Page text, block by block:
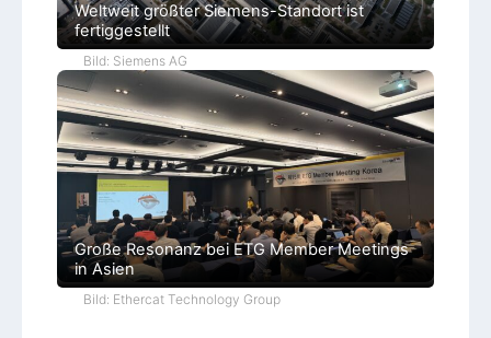
Weltweit größter Siemens-Standort ist
fertiggestellt
Bild: Siemens AG
Große Resonanz bei ETG Member Meetings
in Asien
Bild: Ethercat Technology Group